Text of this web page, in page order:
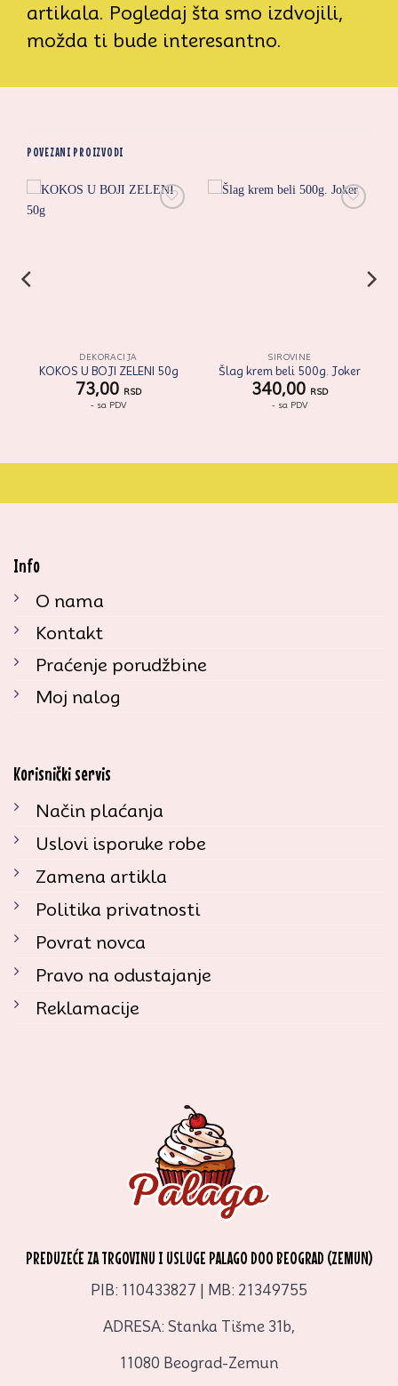
artikala. Pogledaj šta smo izdvojili,
možda ti bude interesantno.
POVEZANI PROIZVODI
DEKORACIJA
KOKOS U BOJI ZELENI 50g
73,00 RSD
- sa PDV
SIROVINE
Šlag krem beli 500g. Joker
340,00 RSD
- sa PDV
Info
O nama
Kontakt
Praćenje porudžbine
Moj nalog
Korisnički servis
Način plaćanja
Uslovi isporuke robe
Zamena artikla
Politika privatnosti
Povrat novca
Pravo na odustajanje
Reklamacije
PREDUZEĆE ZA TRGOVINU I USLUGE PALAGO DOO BEOGRAD (ZEMUN)
PIB: 110433827 | MB: 21349755
ADRESA: Stanka Tišme 31b,
11080 Beograd-Zemun